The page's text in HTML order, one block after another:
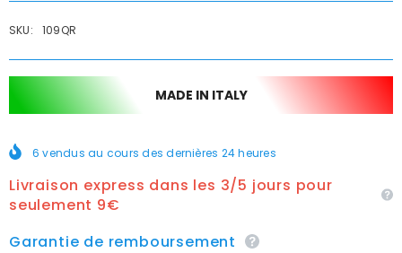
SKU: 109QR
MADE IN ITALY
6 vendus au cours des dernières 24heures
Livraison express dans les 3/5 jours pour
seulement 9€
Garantie de remboursement